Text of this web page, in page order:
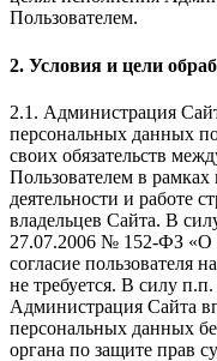
Пользователем.
2. Условия и цели
2.1. Администрация
персональных данных
своих обязательств
Пользователем в
деятельности и работе
владельцев Сайта. В
27.07.2006 № 152-ФЗ «О
согласие пользователя
не требуется. В силу
Администрация Сайта
персональных данных
органа по защите прав